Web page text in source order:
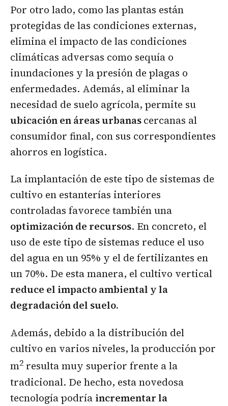
Por otro lado, como las plantas están
protegidas de las condiciones externas,
elimina el impacto de las condiciones
climáticas adversas como sequía o
inundaciones y la presión de plagas o
enfermedades. Además, al eliminar la
necesidad de suelo agrícola, permite su
ubicación en áreas urbanascercanas al
consumidor final, con sus correspondientes
ahorros en logística.
La implantación de este tipo de sistemas de
cultivo en estanterías interiores
controladas favorece también una
optimización de recursos. En concreto, el
uso de este tipo de sistemas reduce el uso
del agua en un 95% y el de fertilizantes en
un 70%. De esta manera, el cultivo vertical
reduce el impacto ambiental y la
degradación del suelo.
Además, debido a la distribución del
cultivo en varios niveles, la producción por
m2 resulta muy superior frente a la
tradicional. De hecho, esta novedosa
tecnología podría incrementar la